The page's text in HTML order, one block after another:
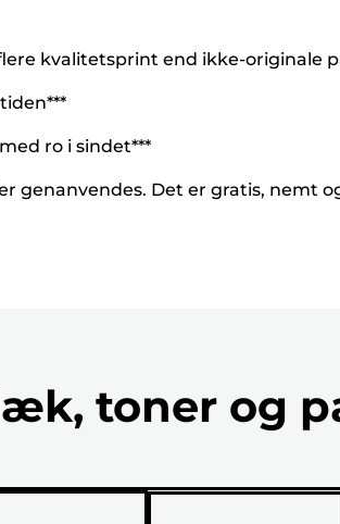
kvalitetsprint end ikke-originale
ro i sindet***
genanvendes. Det er gratis, nemt
toner og